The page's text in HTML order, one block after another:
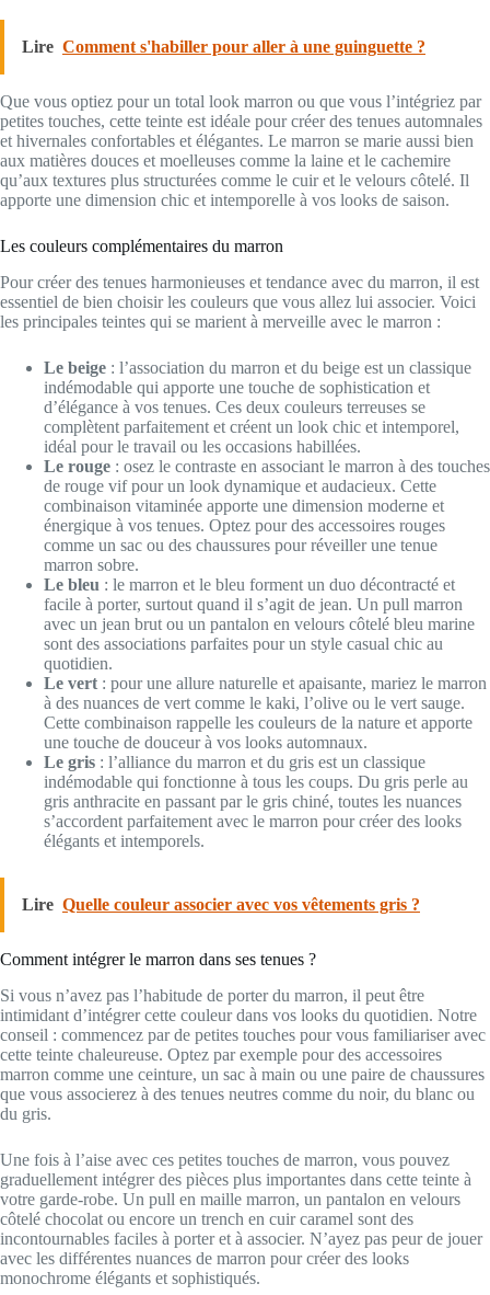
Lire Comment s'habiller pour aller à une guinguette ?
Que vous optiez pour un total look marron ou que vous l’intégriez par
petites touches, cette teinte est idéale pour créer des tenues automnales
et hivernales confortables et élégantes. Le marron se marie aussi bien
aux matières douces et moelleuses comme la laine et le cachemire
qu’aux textures plus structurées comme le cuir et le velours côtelé. Il
apporte une dimension chic et intemporelle à vos looks de saison.
Les couleurs complémentaires du marron
Pour créer des tenues harmonieuses et tendance avec du marron, il est
essentiel de bien choisir les couleurs que vous allez lui associer. Voici
les principales teintes qui se marient à merveille avec le marron :
Le beige : l’association du marron et du beige est un classique
indémodable qui apporte une touche de sophistication et
d’élégance à vos tenues. Ces deux couleurs terreuses se
complètent parfaitement et créent un look chic et intemporel,
idéal pour le travail ou les occasions habillées.
Le rouge : osez le contraste en associant le marron à des touches
de rouge vif pour un look dynamique et audacieux. Cette
combinaison vitaminée apporte une dimension moderne et
énergique à vos tenues. Optez pour des accessoires rouges
comme un sac ou des chaussures pour réveiller une tenue
marron sobre.
Le bleu : le marron et le bleu forment un duo décontracté et
facile à porter, surtout quand il s’agit de jean. Un pull marron
avec un jean brut ou un pantalon en velours côtelé bleu marine
sont des associations parfaites pour un style casual chic au
quotidien.
Le vert : pour une allure naturelle et apaisante, mariez le marron
à des nuances de vert comme le kaki, l’olive ou le vert sauge.
Cette combinaison rappelle les couleurs de la nature et apporte
une touche de douceur à vos looks automnaux.
Le gris : l’alliance du marron et du gris est un classique
indémodable qui fonctionne à tous les coups. Du gris perle au
gris anthracite en passant par le gris chiné, toutes les nuances
s’accordent parfaitement avec le marron pour créer des looks
élégants et intemporels.
Lire Quelle couleur associer avec vos vêtements gris ?
Comment intégrer le marron dans ses tenues ?
Si vous n’avez pas l’habitude de porter du marron, il peut être
intimidant d’intégrer cette couleur dans vos looks du quotidien. Notre
conseil : commencez par de petites touches pour vous familiariser avec
cette teinte chaleureuse. Optez par exemple pour des accessoires
marron comme une ceinture, un sac à main ou une paire de chaussures
que vous associerez à des tenues neutres comme du noir, du blanc ou
du gris.
Une fois à l’aise avec ces petites touches de marron, vous pouvez
graduellement intégrer des pièces plus importantes dans cette teinte à
votre garde-robe. Un pull en maille marron, un pantalon en velours
côtelé chocolat ou encore un trench en cuir caramel sont des
incontournables faciles à porter et à associer. N’ayez pas peur de jouer
avec les différentes nuances de marron pour créer des looks
monochrome élégants et sophistiqués.